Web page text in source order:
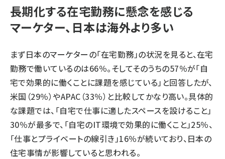
長期化する在宅勤務に懸念を感じる
マーケター、日本は海外より多い
まず日本のマーケターの「在宅勤務」の状況を見ると、在宅
勤務で働いているのは66％。そしてそのうちの57％が「自
宅で効果的に働くことに課題を感じている」と回答したが、
米国（29％）やAPAC（33％）と比較してかなり高い。具体的
な課題では、「自宅で仕事に適したスペースを設けること」
30％が最多で、「自宅のIT環境で効果的に働くこと」25％、
「仕事とプライベートの線引き」16％が続いており、日本の
住宅事情が影響していると思われる。